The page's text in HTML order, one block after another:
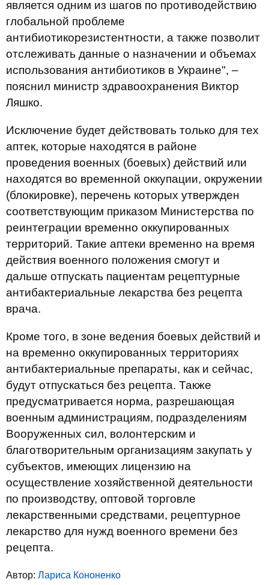
является одним из шагов по противодействию
глобальной проблеме
антибиотикорезистентности, а также позволит
отслеживать данные о назначении и объемах
использования антибиотиков в Украине", –
пояснил министр здравоохранения Виктор
Ляшко.
Исключение будет действовать только для тех
аптек, которые находятся в районе
проведения военных (боевых) действий или
находятся во временной оккупации, окружении
(блокировке), перечень которых утвержден
соответствующим приказом Министерства по
реинтеграции временно оккупированных
территорий. Такие аптеки временно на время
действия военного положения смогут и
дальше отпускать пациентам рецептурные
антибактериальные лекарства без рецепта
врача.
Кроме того, в зоне ведения боевых действий и
на временно оккупированных территориях
антибактериальные препараты, как и сейчас,
будут отпускаться без рецепта. Также
предусматривается норма, разрешающая
военным администрациям, подразделениям
Вооруженных сил, волонтерским и
благотворительным организациям закупать у
субъектов, имеющих лицензию на
осуществление хозяйственной деятельности
по производству, оптовой торговле
лекарственными средствами, рецептурное
лекарство для нужд военного времени без
рецепта.
Автор: Лариса Кононенко